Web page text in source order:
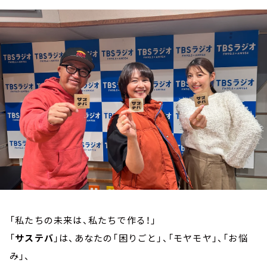
トピックス
TBS Podcast
お知らせ
イベント・グッズ
YouTube
会社情報
「私たちの未来は、私たちで作る！」
「サステバ 」は、あなたの「困りごと」、「モヤモヤ」、「お悩
み」、